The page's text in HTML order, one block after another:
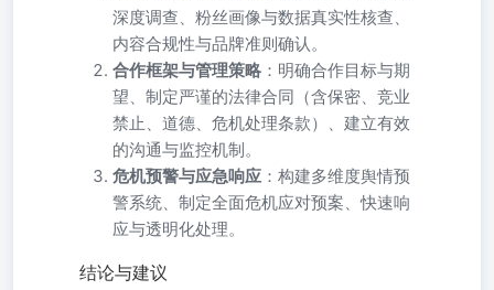
深度调查、粉丝画像与数据真实性核查、
内容合规性与品牌准则确认。
合作框架与管理策略 ：明确合作目标与期
望、制定严谨的法律合同（含保密、竞业
禁止、道德、危机处理条款）、建立有效
的沟通与监控机制。
危机预警与应急响应 ：构建多维度舆情预
警系统、制定全面危机应对预案、快速响
应与透明化处理。
结论与建议